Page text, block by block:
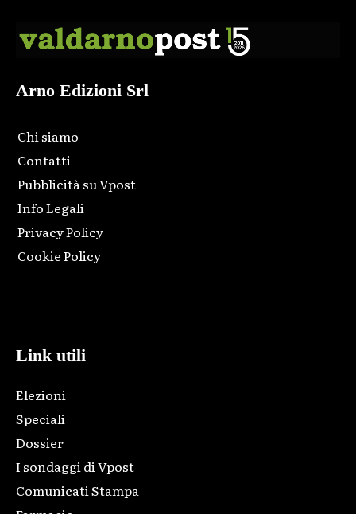
Arno Edizioni Srl
Chi siamo
Contatti
Pubblicità su Vpost
Info Legali
Privacy Policy
Cookie Policy
Link utili
Elezioni
Speciali
Dossier
I sondaggi di Vpost
Comunicati Stampa